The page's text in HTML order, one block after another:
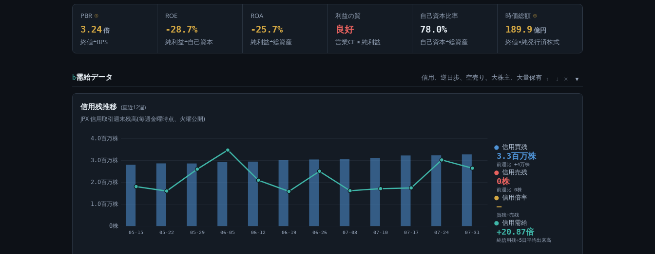
PBR ⊙
3.24 倍
終値÷BPS
ROE
-28.7%
純利益÷自己資本
ROA
-25.7%
純利益÷総資産
利益の質
良好
営業CF ≥ 純利益
自己資本比率
78.0%
自己資本÷総資産
時価総額 ⊙
189.9 億円
終値×純発行済株式
b需給データ 信用、逆日歩、空売り、大株主、大量保有 ↑ ↓ ×
信用残推移 (直近12週)
JPX 信用取引週末残高(毎週金曜時点、火曜公開)
0株
1.0百万株
2.0百万株
3.0百万株
4.0百万株
05-15 05-22 05-29 06-05 06-12 06-19 06-26 07-03 07-10 07-17 07-24 07-31
信用買残
3.3百万株
前週比 +4万株
信用売残
0株
前週比 0株
信用倍率
―
買残÷売残
信用需給
+20.87倍
純信用残÷5日平均出来高